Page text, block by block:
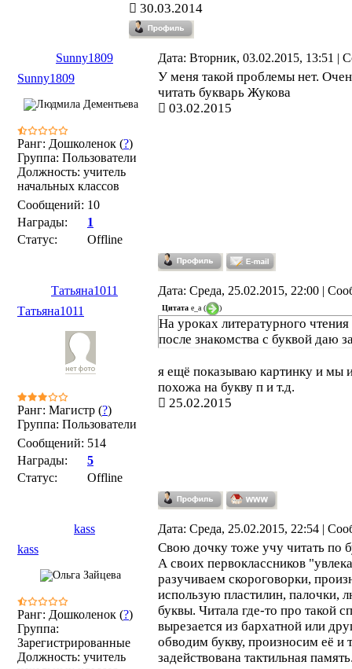
30.03.2014
Sunny1809
Дата: Вторник, 03.02.2015, 13:51 |
Sunny1809
Ранг: Дошколенок (?)
Группа: Пользователи
Должность: учитель
начальных классов
Сообщений: 10
Награды:
1
Статус:
Offline
У меня такой проблемы нет.
читать букварь Жукова
03.02.2015
Татьяна1011
Дата: Среда, 25.02.2015, 22:00 |
Татьяна1011
Ранг: Магистр (?)
Группа: Пользователи
Сообщений: 514
Награды:
5
Статус:
Offline
Цитата e_a ( )
На уроках литературного
после знакомства с буквой даю
я ещё показываю картинку и мы
похожа на букву п и т.д.
25.02.2015
kass
Дата: Среда, 25.02.2015, 22:54 |
kass
Ранг: Дошколенок (?)
Группа:
Зарегистрированные
Должность: учитель
Свою дочку тоже учу читать по
А своих первоклассников
разучиваем скороговорки,
использую пластилин, палочки,
буквы. Читала где-то про такой
вырезается из бархатной или
обводим букву, произносим её и
задействована тактильная